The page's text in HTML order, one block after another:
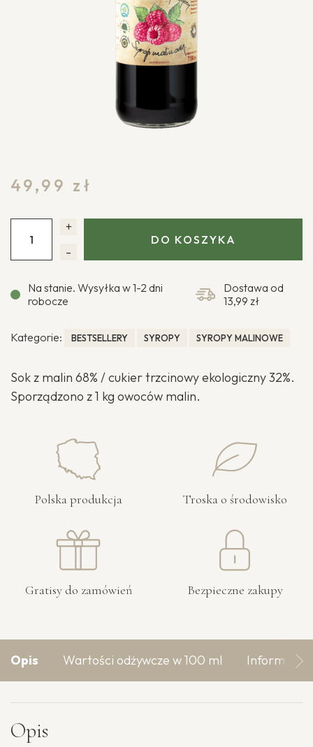
49,99 zł
+
-
DO KOSZYKA
Na stanie. Wysyłka w 1-2 dni
robocze
Dostawa od
13,99 zł
Kategorie: BESTSELLERY SYROPY SYROPY MALINOWE
Sok z malin 68% / cukier trzcinowy ekologiczny 32%.
Sporządzono z 1 kg owoców malin.
Polska produkcja Troska o środowisko
Gratisy do zamówień Bezpieczne zakupy
Opis Wartości odżywcze w 100 ml Informacje
Opis